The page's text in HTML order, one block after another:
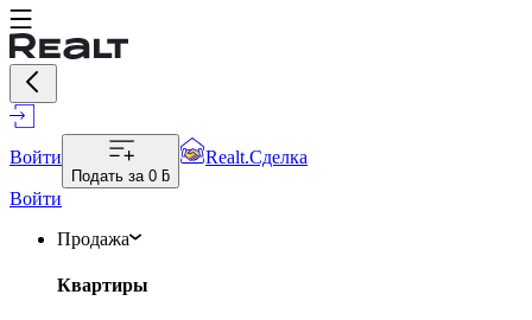
Войти
Подать за 0 ƃ
Realt.Сделка
Войти
Продажа
Квартиры